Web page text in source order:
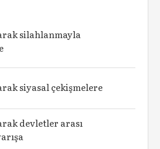
silahlanmayla
siyasal çekişmelere
devletler arası